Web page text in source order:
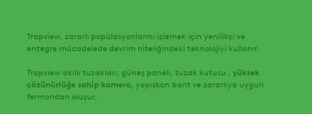
Trapview, zararlı popülasyonlarını izlemek için yenilikçi ve
entegre mücadelede devrim niteliğindeki teknolojiyi kullanır.
Trapview akıllı tuzakları; güneş paneli, tuzak kutusu , yüksek
çözünürlüğe sahip kamera, yapışkan bant ve zararlıya uygun
fermondan oluşur.